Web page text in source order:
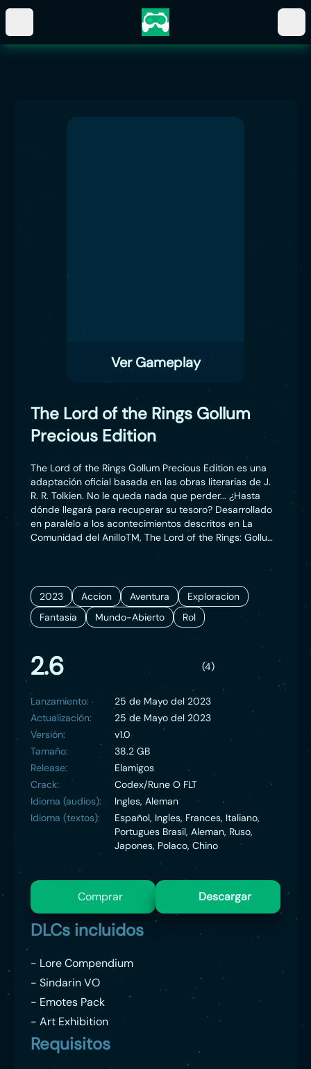
Ver Gameplay
The Lord of the Rings Gollum
Precious Edition
The Lord of the Rings Gollum Precious Edition es una
adaptación oficial basada en las obras literarias de J.
R. R. Tolkien. No le queda nada que perder... ¿Hasta
dónde llegará para recuperar su tesoro? Desarrollado
en paralelo a los acontecimientos descritos en La
Comunidad del AnilloTM, The Lord of the Rings: Gollum
superó en ingenio a los personajes más poderosos de
la Tierra Media.
2023 Accion Aventura
Exploracion
Fantasia
Mundo-Abierto Rol
2.6 (4)
Lanzamiento:
25 de Mayo del 2023
Actualización:
25 de Mayo del 2023
Versión:
v1.0
Tamaño:
38.2 GB
Release:
Elamigos
Crack:
Codex/Rune O FLT
Idioma (audios):
Ingles, Aleman
Idioma (textos):
Español, Ingles, Frances, Italiano,
Portugues Brasil, Aleman, Ruso,
Japones, Polaco, Chino
Comprar Descargar
DLCs incluidos
- Lore Compendium
- Sindarin VO
- Emotes Pack
- Art Exhibition
Requisitos